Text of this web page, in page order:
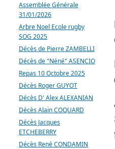
Assemblée Générale
31/01/2026
Arbre Noel Ecole rugby
SOG 2025
Décès de Pierre ZAMBELLI
Décès de "Néné" ASENCIO
Repas 10 Octobre 2025
Décès Roger GUYOT
Décès D' Alex ALEXANIAN
Décès Alain COQUARD
Décès Jacques
ETCHEBERRY
Décès René CONDAMIN